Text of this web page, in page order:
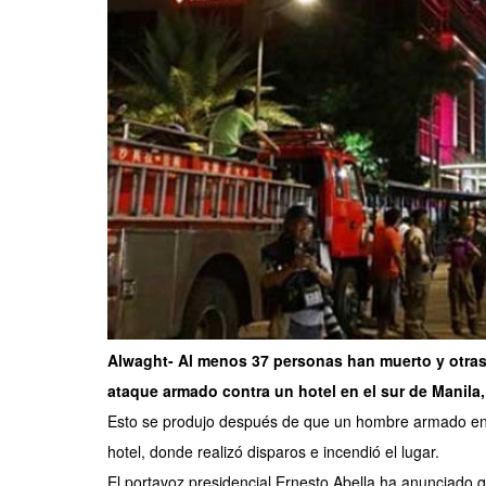
Alwaght- Al menos 37 personas han muerto y
ataque armado contra un hotel en el sur de
Esto se produjo después de que un hombre armado
hotel, donde realizó disparos e incendió el lugar.
El portavoz presidencial Ernesto Abella ha